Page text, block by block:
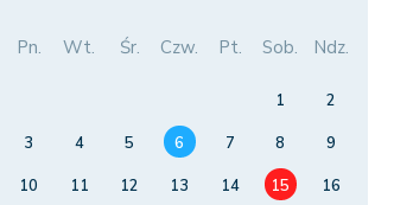
Pn. Wt. Śr. Czw. Pt. Sob. Ndz.
1
2
3
4 5 6 7 8
9
10
11 12 13 14 15
16